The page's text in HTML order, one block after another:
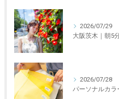
2026/07/29
2026/07/28